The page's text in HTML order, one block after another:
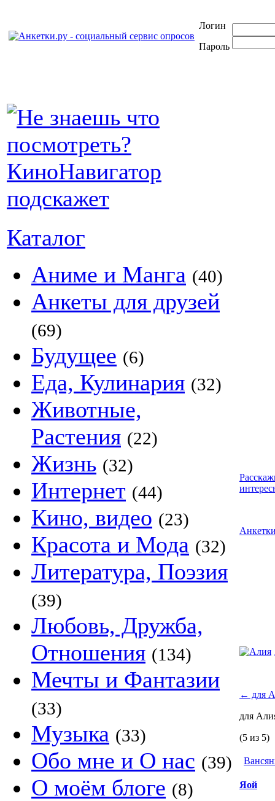
Логин
Пароль
Каталог
Аниме и Манга (40)
Анкеты для друзей
(69)
Будущее (6)
Еда, Кулинария (32)
Животные,
Растения (22)
Жизнь (32)
Интернет (44)
Кино, видео (23)
Красота и Мода (32)
Литература, Поэзия
(39)
Любовь, Дружба,
Отношения (134)
Мечты и Фантазии
(33)
Музыка (33)
Обо мне и О нас (39)
О моём блоге (8)
← для
для
(5 из 5)
Яой